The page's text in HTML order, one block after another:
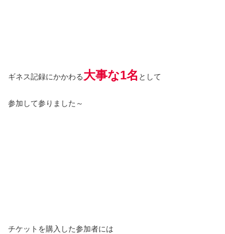
ギネス記録にかかわる大事な1名 として
参加して参りました～
チケットを購入した参加者には